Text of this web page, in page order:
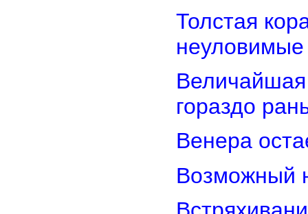
Толстая
Величайшая
гораздо
Венера
Возможный